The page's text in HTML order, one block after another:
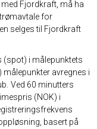
Fjordkraft, må ha
for
selges til Fjordkraft
(spot) i målepunktets
avregnes i
Ved 60 minutters
(NOK) i
basert på